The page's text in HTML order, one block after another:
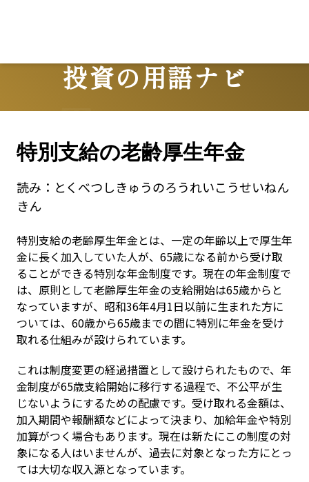
投資の用語ナビ
Terms
特別支給の老齢厚生年金
読み： とくべつしきゅうのろうれいこうせいねん
きん
特別支給の老齢厚生年金とは、一定の年齢以上で厚生年
金に長く加入していた人が、65歳になる前から受け取
ることができる特別な年金制度です。現在の年金制度で
は、原則として老齢厚生年金の支給開始は65歳からと
なっていますが、昭和36年4月1日以前に生まれた方に
ついては、60歳から65歳までの間に特別に年金を受け
取れる仕組みが設けられています。
これは制度変更の経過措置として設けられたもので、年
金制度が65歳支給開始に移行する過程で、不公平が生
じないようにするための配慮です。受け取れる金額は、
加入期間や報酬額などによって決まり、加給年金や特別
加算がつく場合もあります。現在は新たにこの制度の対
象になる人はいませんが、過去に対象となった方にとっ
ては大切な収入源となっています。